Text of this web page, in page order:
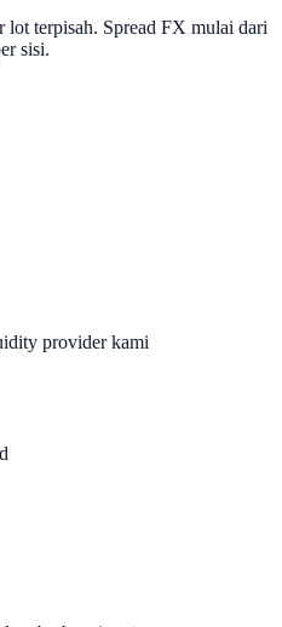
lot terpisah. Spread FX mulai dari
sisi.
provider kami